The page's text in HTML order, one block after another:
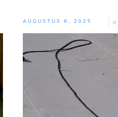
AUGUSTUS 6, 2025 0